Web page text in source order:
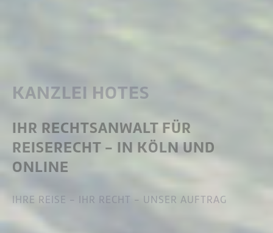
KANZLEI HOTES
IHR RECHTSANWALT FÜR
REISERECHT - IN KÖLN UND
ONLINE
IHRE REISE - IHR RECHT - UNSER AUFTRAG